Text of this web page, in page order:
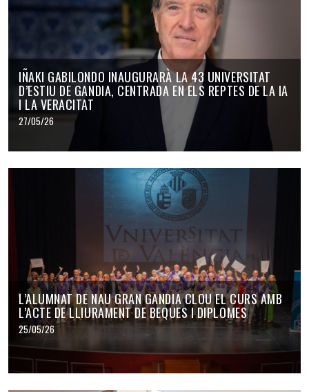
IÑAKI GABILONDO INAUGURARÀ LA 43 UNIVERSITAT
D’ESTIU DE GANDIA, CENTRADA EN ELS REPTES DE LA IA
I LA VERACITAT
27/05/26
L’ALUMNAT DE NAU GRAN GANDIA CLOU EL CURS AMB
L’ACTE DE LLIURAMENT DE BEQUES I DIPLOMES
25/05/26